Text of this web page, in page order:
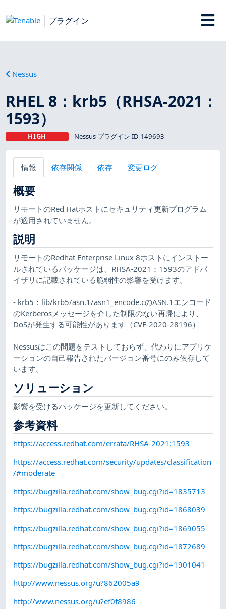
プラグイン
Nessus
RHEL 8：krb5（RHSA-2021：
1593）
HIGH Nessus プラグイン ID 149693
情報 依存関係 依存 変更ログ
概要
リモートのRed Hatホストにセキュリティ更新プログラム
が適用されていません。
説明
リモートのRedhat Enterprise Linux 8ホストにインストー
ルされているパッケージは、RHSA-2021：1593のアドバ
イザリに記載されている脆弱性の影響を受けます。
- krb5：lib/krb5/asn.1/asn1_encode.cのASN.1エンコード
のKerberosメッセージを介した制限のない再帰により、
DoSが発生する可能性があります（CVE-2020-28196）
Nessusはこの問題をテストしておらず、代わりにアプリケ
ーションの自己報告されたバージョン番号にのみ依存して
います。
ソリューション
影響を受けるパッケージを更新してください。
参考資料
https://access.redhat.com/errata/RHSA-2021:1593
https://access.redhat.com/security/updates/classification
/#moderate
https://bugzilla.redhat.com/show_bug.cgi?id=1835713
https://bugzilla.redhat.com/show_bug.cgi?id=1868039
https://bugzilla.redhat.com/show_bug.cgi?id=1869055
https://bugzilla.redhat.com/show_bug.cgi?id=1872689
https://bugzilla.redhat.com/show_bug.cgi?id=1901041
http://www.nessus.org/u?862005a9
http://www.nessus.org/u?ef0f8986